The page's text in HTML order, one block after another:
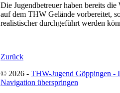
Die Jugendbetreuer haben bereits
auf dem THW Gelände vorbereitet,
realistischer durchgeführt werden
Zurück
© 2026 - THW-Jugend Göppingen -
Navigation überspringen